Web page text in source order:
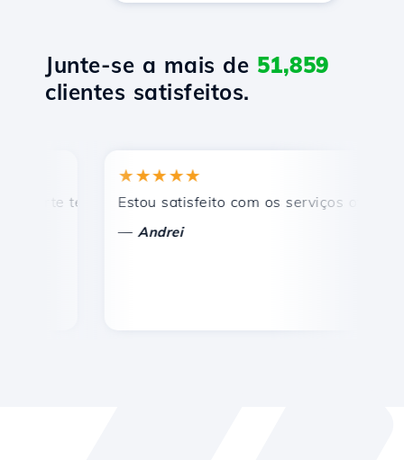
Junte-se a mais de 51,859
clientes satisfeitos.
técnico rápido e eficiente.
★★★★★
Estou satisfeito com os serviços oferecidos
Andrei